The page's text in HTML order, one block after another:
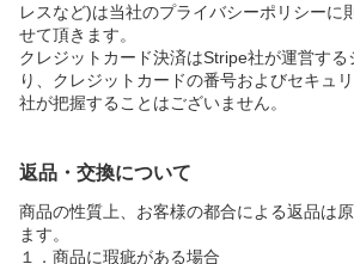
レスなど)は当社のプライバシーポリシーに
せて頂きます。
クレジットカード決済はStripe社が運営す
り、クレジットカードの番号およびセキュ
社が把握することはございません。
返品・交換について
商品の性質上、お客様の都合による返品は
ます。
１．商品に瑕疵がある場合